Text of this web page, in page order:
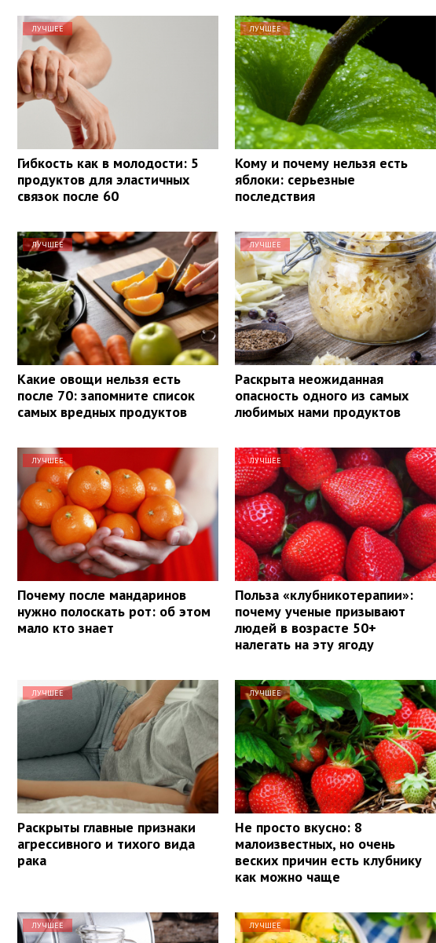
ЛУЧШЕЕ
Гибкость как в молодости: 5
продуктов для эластичных
связок после 60
ЛУЧШЕЕ
Кому и почему нельзя есть
яблоки: серьезные
последствия
ЛУЧШЕЕ
Какие овощи нельзя есть
после 70: запомните список
самых вредных продуктов
ЛУЧШЕЕ
Раскрыта неожиданная
опасность одного из самых
любимых нами продуктов
ЛУЧШЕЕ
Почему после мандаринов
нужно полоскать рот: об этом
мало кто знает
ЛУЧШЕЕ
Польза «клубникотерапии»:
почему ученые призывают
людей в возрасте 50+
налегать на эту ягоду
ЛУЧШЕЕ
Раскрыты главные признаки
агрессивного и тихого вида
рака
ЛУЧШЕЕ
Не просто вкусно: 8
малоизвестных, но очень
веских причин есть клубнику
как можно чаще
ЛУЧШЕЕ ЛУЧШЕЕ